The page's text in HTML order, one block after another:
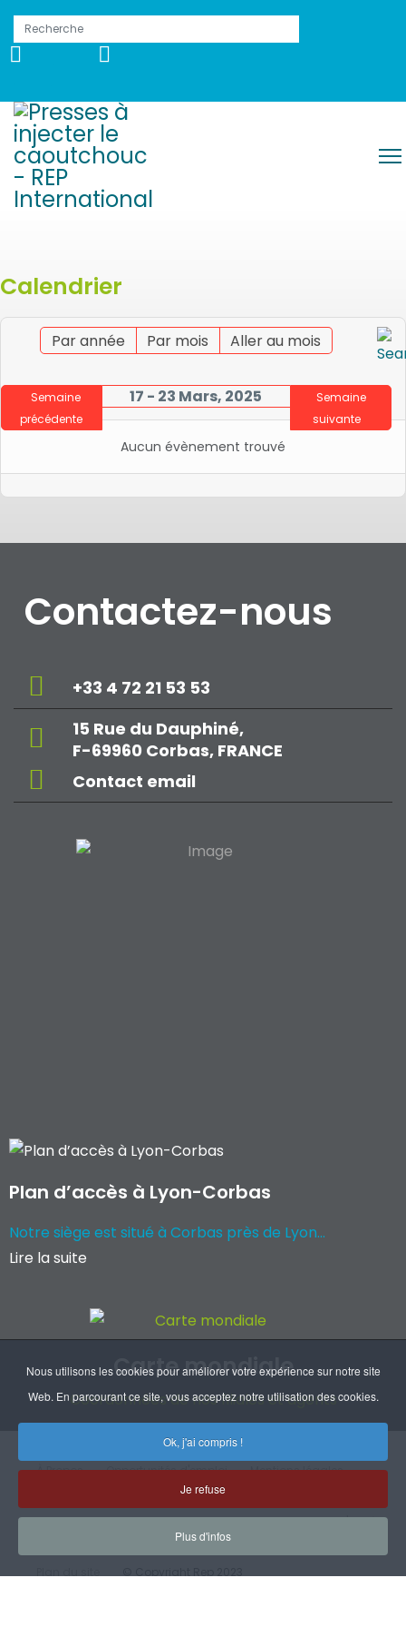
Nous utilisons les cookies pour améliorer votre expérience sur notre site
Web. En parcourant ce site, vous acceptez notre utilisation des cookies.
Ok, j'ai compris !
Je refuse
Plus d'infos
Calendrier
Par année Par mois Aller au mois
Semaine
précédente
17 - 23 Mars, 2025
Semaine
suivante
Aucun évènement trouvé
Contactez-nous
+33 4 72 21 53 53
15 Rue du Dauphiné,
F-69960 Corbas, FRANCE
Contact email
Plan d’accès à Lyon-Corbas
Notre siège est situé à Corbas près de Lyon...
Lire la suite
Carte mondiale
Coordonnées de nos filiales et agents
À Propos Opportunités d'emploi Mentions légales
RGPD Handicap CGV Certifications Plan d'accès